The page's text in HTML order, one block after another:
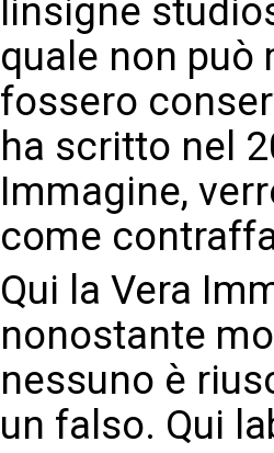
linsigne
quale non può
fossero
ha scritto nel
Immagine,
come
Qui la Vera
nonostante
nessuno è
un falso. Qui